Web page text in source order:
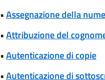
•Assegnazione della
•Attribuzione del
•Autenticazione di copie
•Autenticazione di